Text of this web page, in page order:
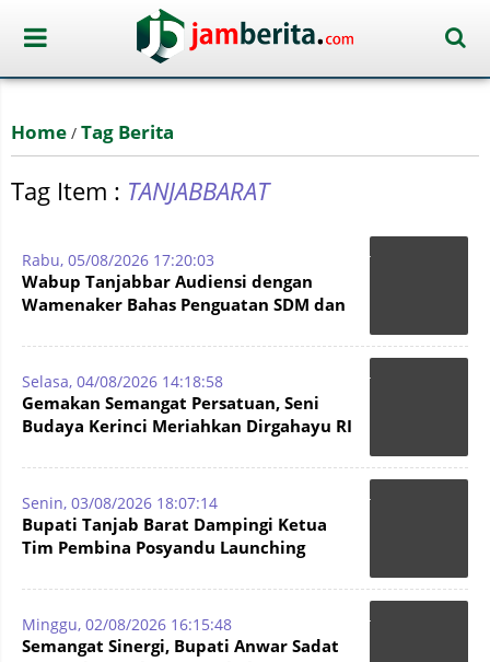
Home / Tag Berita
Tag Item : TANJABBARAT
Rabu, 05/08/2026 17:20:03
Wabup Tanjabbar Audiensi dengan
Wamenaker Bahas Penguatan SDM dan
Selasa, 04/08/2026 14:18:58
Gemakan Semangat Persatuan, Seni
Budaya Kerinci Meriahkan Dirgahayu RI
Senin, 03/08/2026 18:07:14
Bupati Tanjab Barat Dampingi Ketua
Tim Pembina Posyandu Launching
Minggu, 02/08/2026 16:15:48
Semangat Sinergi, Bupati Anwar Sadat